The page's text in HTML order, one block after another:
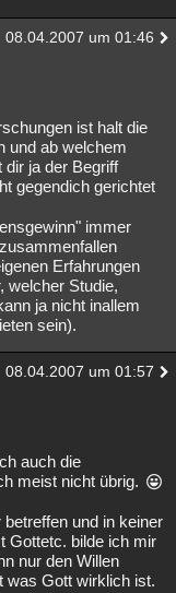
08.04.2007 um 01:46
ist halt die
und ab welchem
dir ja der Begriff
gegendich gerichtet
immer
Erfahrungen
welcher Studie,
ja nicht inallem
sein).
08.04.2007 um 01:57
auch die
meist nicht übrig.
und in keiner
Gottetc. bilde ich mir
nur den Willen
was Gott wirklich ist.